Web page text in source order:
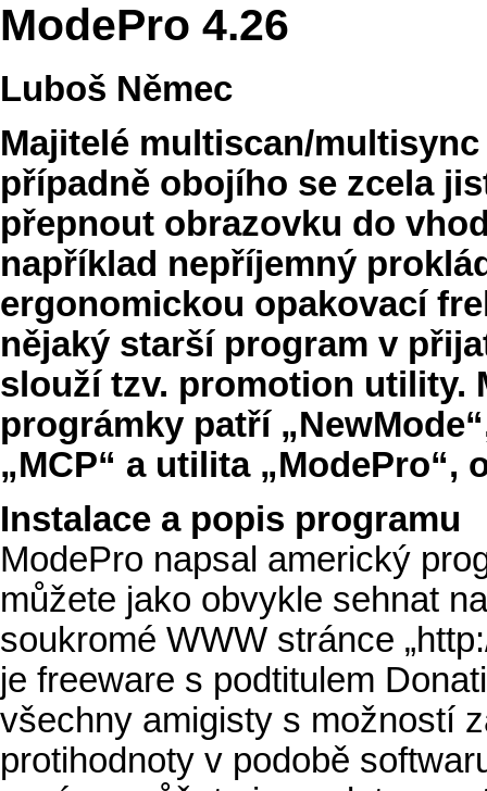
ModePro 4.26
Luboš Němec
Majitelé multiscan/
případně obojího se zcela
přepnout obrazovku do
například nepříjemný
ergonomickou opakovací
nějaký starší program v
slouží tzv. promotion utility.
prográmky patří
„MCP“ a utilita
Instalace a popis programu
ModePro napsal americký
můžete jako obvykle sehnat
soukromé WWW stránce
je freeware s podtitulem
všechny amigisty s možností
protihodnoty v podobě